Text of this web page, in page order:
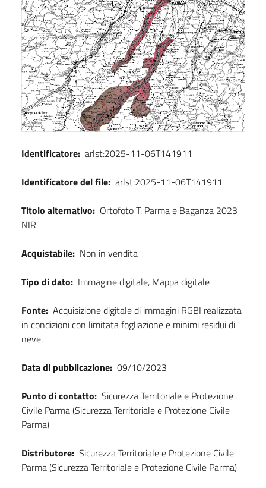
Identificatore: arlst:2025-11-06T141911
Identificatore del file: arlst:2025-11-06T141911
Titolo alternativo: Ortofoto T. Parma e Baganza 2023
NIR
Acquistabile: Non in vendita
Tipo di dato: Immagine digitale, Mappa digitale
Fonte: Acquisizione digitale di immagini RGBI realizzata
in condizioni con limitata fogliazione e minimi residui di
neve.
Data di pubblicazione: 09/10/2023
Punto di contatto: Sicurezza Territoriale e Protezione
Civile Parma (Sicurezza Territoriale e Protezione Civile
Parma)
Distributore: Sicurezza Territoriale e Protezione Civile
Parma (Sicurezza Territoriale e Protezione Civile Parma)